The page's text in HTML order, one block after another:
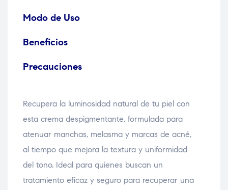
Modo de Uso
Beneficios
Precauciones
Recupera la luminosidad natural de tu piel con
esta crema despigmentante, formulada para
atenuar manchas, melasma y marcas de acné,
al tiempo que mejora la textura y uniformidad
del tono. Ideal para quienes buscan un
tratamiento eficaz y seguro para recuperar una